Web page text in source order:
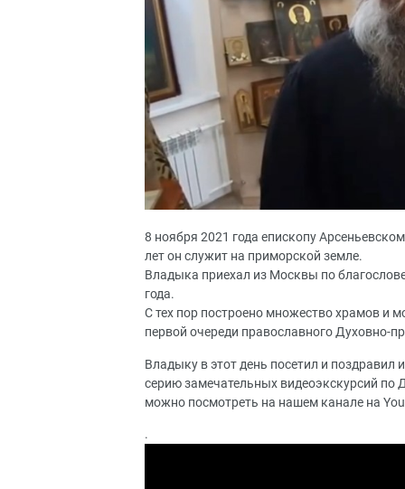
8 ноября 2021 года епископу
лет он служит на приморской земле.
Владыка приехал из Москвы по
года.
С тех пор построено множество храмов и
первой очереди православного Духовно-
Владыку в этот день посетил и
серию замечательных видеоэкскурсий по
можно посмотреть на нашем канале на
.